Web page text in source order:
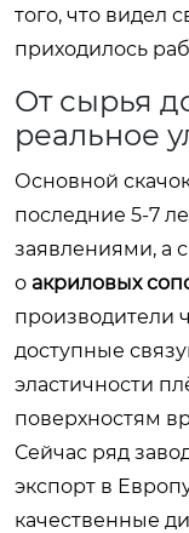
того, что видел
приходилось
От сырья
реальное
Основной
последние 5-7
заявлениями, а
о акриловых
производители
доступные
эластичности
поверхностям
Сейчас ряд
экспорт в
качественные